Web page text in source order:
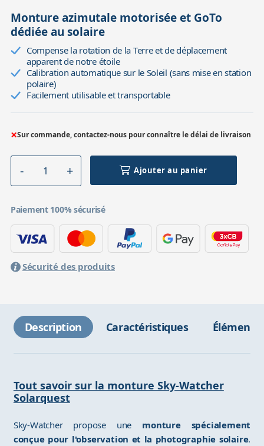
Monture azimutale motorisée et GoTo
dédiée au solaire
Compense la rotation de la Terre et de déplacement
apparent de notre étoile
Calibration automatique sur le Soleil (sans mise en station
polaire)
Facilement utilisable et transportable
×Sur commande, contactez-nous pour connaître le délai de livraison
Ajouter au panier
Paiement 100% sécurisé
Sécurité des produits
Description Caractéristiques Éléments
Tout savoir sur la monture Sky-Watcher
Solarquest
Sky-Watcher propose une monture spécialement
conçue pour l'observation et la photographie solaire.